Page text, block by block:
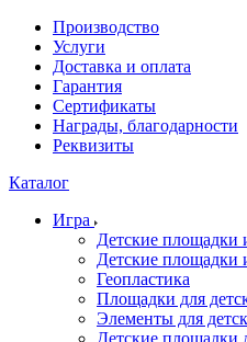
Производство
Услуги
Доставка и оплата
Гарантия
Сертификаты
Награды, благодарности
Реквизиты
Каталог
Игра
Детские площадки
Детские площадки
Геопластика
Площадки для
Элементы для
Детские площадки